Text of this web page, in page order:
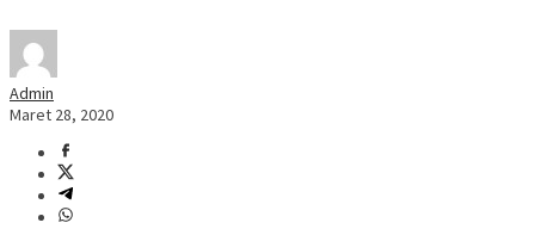
Admin
Maret 28, 2020